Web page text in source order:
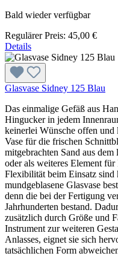
Bald wieder verfügbar
Regulärer Preis: 45,00 €
Details
Glasvase Sidney 125 Blau
Das einmalige Gefäß aus
Hingucker in jedem
keinerlei Wünsche offen und
Vase für die frischen
mitgebrachten Sand aus
oder als weiteres Element
Flexibilität beim Einsatz sind
mundgeblasene Glasvase
denn die bei der Fertigung
Jahrhunderten bestand.
zusätzlich durch Größe und
Instrument zur weiteren
Anlasses, eignet sie sich
tatsächlichen Form